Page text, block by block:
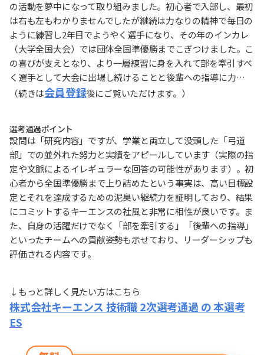
の活動を夢中になって取り組みました。初心者で入部し、最初
は右も左もわかりませんでしたが継続は力なりの精神で毎日の
ように練習し2年目でようやく選手になり、その年のインカレ
（大学全国大会）では団体全国準優勝までこぎつけました。こ
の喜びが支えとなり、より一層練習に身を入れて部を牽引すべ
く選手として大会に出場し続けることと後輩への指導に力…
（続きは会員登録後にご覧いただけます。）
選考通過ポイント
設問は「研究内容」ですが、学業と両立して没頭した「弓道
部」での並外れた努力と実績をアピールしています（実際の指
定や文脈によるイレギュラーな回答の可能性があります）。初
心者から全国準優勝まで上り詰めたという事実は、高い目標設
定とそれを達成するための泥臭い継続力を証明しており、結果
にコミットするキーエンスの社風と非常に相性が良いです。ま
た、自身の活躍だけでなく「部を牽引する」「後輩への指導」
といったチームへの貢献姿勢も示せており、リーダーシップも
評価される内容です。
↓もっと詳しく見たい方はこちら
株式会社キーエンス 技術職 2次選考通過 の 本選考
ES